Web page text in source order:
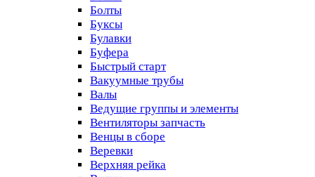
Болты
Буксы
Булавки
Буфера
Быстрый старт
Вакуумные трубы
Валы
Ведущие группы и элементы
Вентиляторы запчасть
Венцы в сборе
Веревки
Верхняя рейка